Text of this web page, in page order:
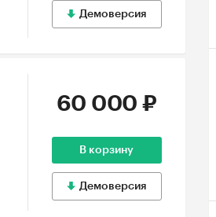
Демоверсия
60 000 ₽
В корзину
Демоверсия